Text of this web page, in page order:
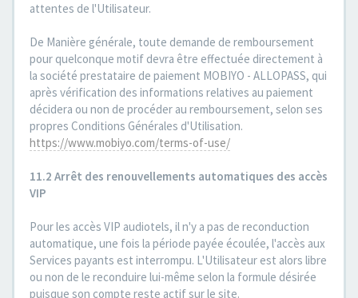
attentes de l'Utilisateur.
De Manière générale, toute demande de remboursement
pour quelconque motif devra être effectuée directement à
la société prestataire de paiement MOBIYO - ALLOPASS, qui
après vérification des informations relatives au paiement
décidera ou non de procéder au remboursement, selon ses
propres Conditions Générales d'Utilisation.
https://www.mobiyo.com/terms-of-use/
11.2 Arrêt des renouvellements automatiques des accès
VIP
Pour les accès VIP audiotels, il n'y a pas de reconduction
automatique, une fois la période payée écoulée, l'accès aux
Services payants est interrompu. L'Utilisateur est alors libre
ou non de le reconduire lui-même selon la formule désirée
puisque son compte reste actif sur le site.